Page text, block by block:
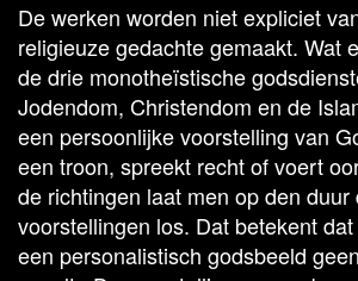
De werken worden niet expliciet
religieuze gedachte gemaakt. Wat
de drie monotheïstische
Jodendom, Christendom en de
een persoonlijke voorstelling van
een troon, spreekt recht of voert
de richtingen laat men op den duur
voorstellingen los. Dat betekent dat
een personalistisch godsbeeld